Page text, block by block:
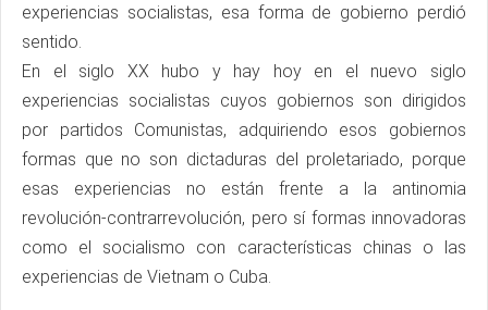
experiencias socialistas, esa forma de gobierno perdió
sentido.
En el siglo XX hubo y hay hoy en el nuevo siglo
experiencias socialistas cuyos gobiernos son dirigidos
por partidos Comunistas, adquiriendo esos gobiernos
formas que no son dictaduras del proletariado, porque
esas experiencias no están frente a la antinomia
revolución-contrarrevolución, pero sí formas innovadoras
como el socialismo con características chinas o las
experiencias de Vietnam o Cuba.